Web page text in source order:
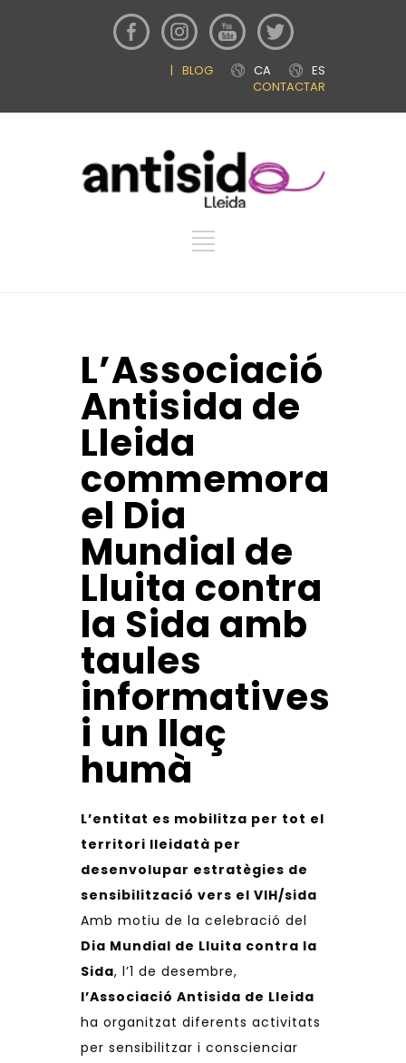
ES
CA
BLOG
|
CONTACTAR
L’Associació
Antisida de
Lleida
commemora
el Dia
Mundial de
Lluita contra
la Sida amb
taules
informatives
i un llaç
humà
L’entitat es mobilitza per tot el
territori lleidatà per
desenvolupar estratègies de
sensibilització vers el VIH/sida
Amb motiu de la celebració del
Dia Mundial de Lluita contra la
Sida, l’1 de desembre,
l’Associació Antisida de Lleida
ha organitzat diferents activitats
per sensibilitzar i conscienciar